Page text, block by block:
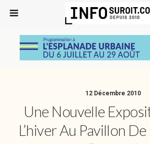
12 Décembre 2010
Une Nouvelle
L’hiver Au Pavillon De